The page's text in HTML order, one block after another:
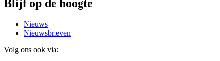
Blijf op de hoogte
Nieuws
Nieuwsbrieven
Volg ons ook via: